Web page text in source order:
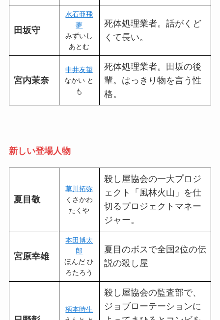
田坂守
水石亜飛
夢
みずいし
あとむ
死体処理業者。話がくど
くて長い。
宮内茉奈
中井友望
なかい と
も
死体処理業者。田坂の後
輩。はっきり物を言う性
格。
新しい登場人物
夏目敬
草川拓弥
くさかわ
たくや
殺し屋協会の一大プロジ
ェクト「風林火山」を仕
切るプロジェクトマネー
ジャー。
宮原幸雄
本田博太
郎
ほんだ ひ
ろたろう
夏目のボスで全国2位の伝
説の殺し屋
柄本時生
殺し屋協会の監査部で、
ジョブローテーションに